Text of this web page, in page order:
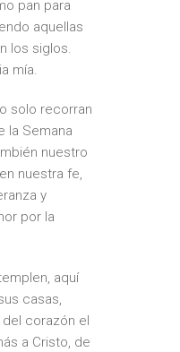
pan para
aquellas
los siglos.
mía.
solo recorran
la Semana
nuestro
nuestra fe,
y
por la
aquí
casas,
corazón el
a Cristo, de